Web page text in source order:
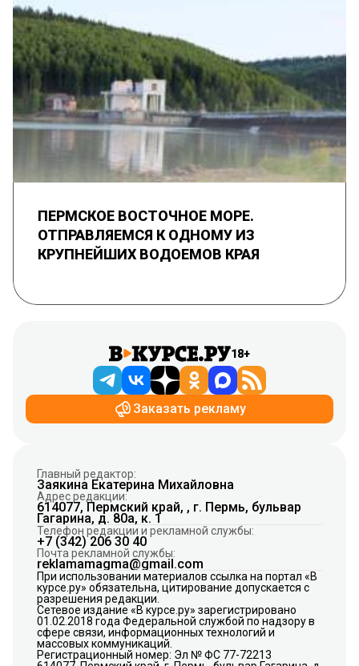
ПЕРМСКОЕ ВОСТОЧНОЕ МОРЕ.
ОТПРАВЛЯЕМСЯ К ОДНОМУ ИЗ
КРУПНЕЙШИХ ВОДОЕМОВ КРАЯ
18+
Заказать рекламу
Главный редактор:
Заякина Екатерина Михайловна
Адрес редакции:
614077, Пермский край, , г. Пермь, бульвар
Гагарина, д. 80а, к. 1
Телефон редакции и рекламной службы:
+7 (342) 206 30 40
Почта рекламной службы:
reklamamagma@gmail.com
При использовании материалов ссылка на портал «В
курсе.ру» обязательна, цитирование допускается с
разрешения редакции.
Сетевое издание «В курсе.ру» зарегистрировано
01.02.2018 года Федеральной службой по надзору в
сфере связи, информационных технологий и
массовых коммуникаций.
Регистрационный номер: Эл № ФС 77-72213